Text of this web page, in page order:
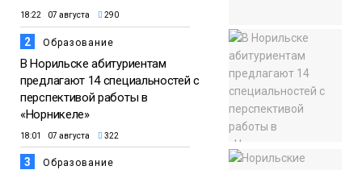
18:22 07 августа 290
2 Образование
В Норильске абитуриентам
предлагают 14 специальностей с
перспективой работы в
«Норникеле»
18:01 07 августа 322
3 Образование